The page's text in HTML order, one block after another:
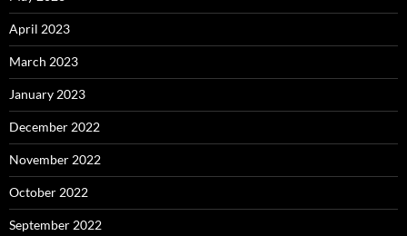
April 2023
March 2023
January 2023
December 2022
November 2022
October 2022
September 2022